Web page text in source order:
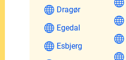
Dragør
Egedal
Esbjerg